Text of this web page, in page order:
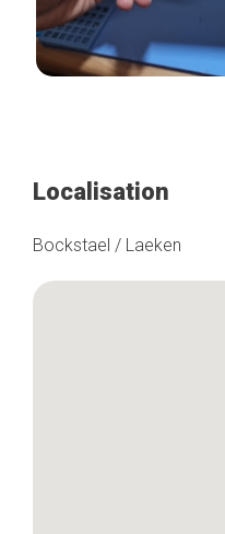
Localisation
Bockstael / Laeken